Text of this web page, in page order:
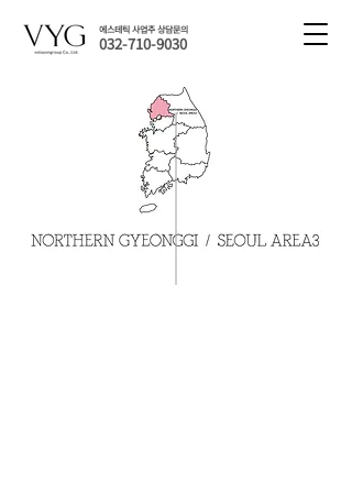
에스테틱 사업주 상담문의
032-710-9030